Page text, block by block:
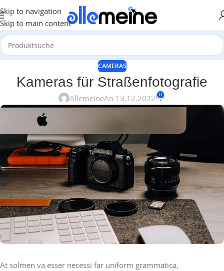
Skip to navigation
Skip to main content
CAMERAS
Kameras für Straßenfotografie
AllemeineAn 13.12.2022 0
At solmen va esser necessi far uniform grammatica,